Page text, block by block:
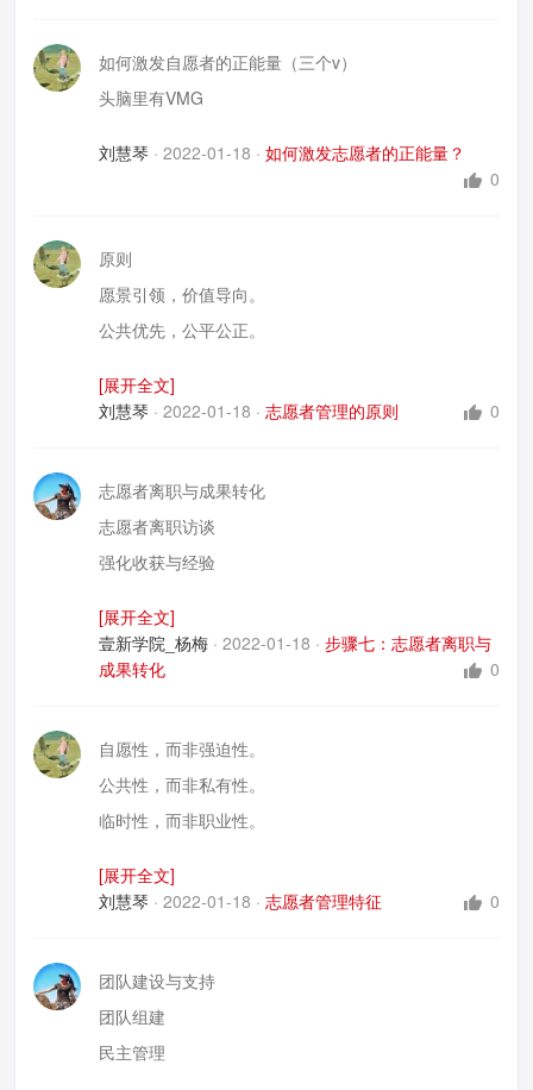
如何激发自愿者的正能量（三个v）
头脑里有VMG
刘慧琴 · 2022-01-18 · 如何激发志愿者的正能量？
0
原则
愿景引领，价值导向。
公共优先，公平公正。
支持保障，认可激励。
[展开全文]
刘慧琴 · 2022-01-18 · 志愿者管理的原则 0
志愿者离职与成果转化
志愿者离职访谈
强化收获与经验
“师徒”与传承
志愿者再入职
[展开全文]
壹新学院_杨梅 · 2022-01-18 · 步骤七：志愿者离职与
成果转化
0
自愿性，而非强迫性。
公共性，而非私有性。
临时性，而非职业性。
组织性，而非个人性。
[展开全文]
刘慧琴 · 2022-01-18 · 志愿者管理特征 0
团队建设与支持
团队组建
民主管理